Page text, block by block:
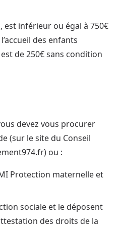
est inférieur ou égal à 750€
des enfants
de 250€ sans condition
devez vous procurer
(sur le site du Conseil
ou :
Protection maternelle et
sociale et le déposent
des droits de la